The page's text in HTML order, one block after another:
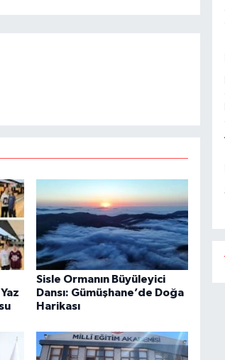
Sisle Ormanın Büyüleyici
Dansı: Gümüşhane’de Doğa
Harikası